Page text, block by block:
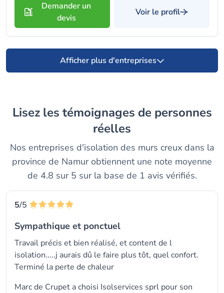
Demander un
devis
Voir le profil
Afficher plus d'entreprises
Lisez les témoignages de personnes
réelles
Nos entreprises d'isolation des murs creux dans la
province de Namur obtiennent une note moyenne
de 4.8 sur 5 sur la base de 1 avis vérifiés.
5/5
Sympathique et ponctuel
Travail précis et bien réalisé, et content de l
isolation.....j aurais dû le faire plus tôt, quel confort.
Terminé la perte de chaleur
Marc de Crupet a choisi Isolservices sprl pour son